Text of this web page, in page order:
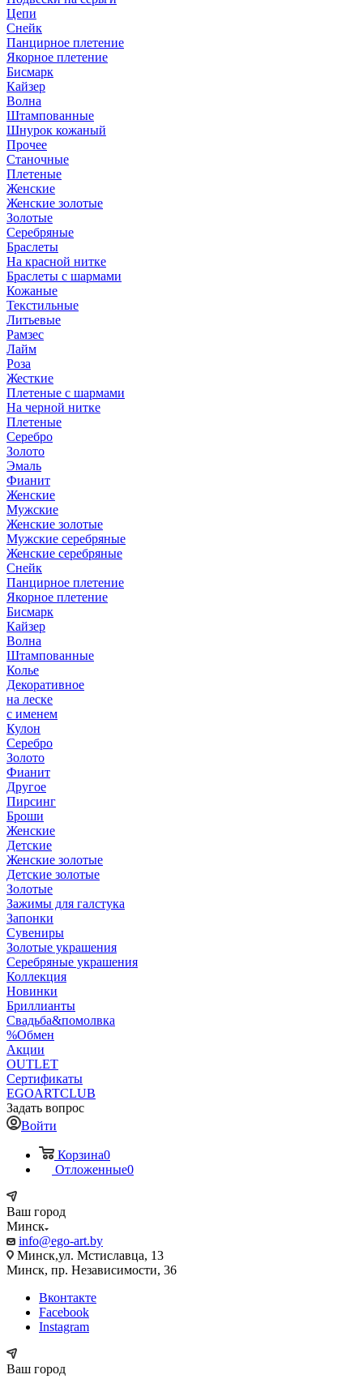
Цепи
Снейк
Панцирное плетение
Якорное плетение
Бисмарк
Кайзер
Волна
Штампованные
Шнурок кожаный
Прочее
Станочные
Плетеные
Женские
Женские золотые
Золотые
Серебряные
Браслеты
На красной нитке
Браслеты с шармами
Кожаные
Текстильные
Литьевые
Рамзес
Лайм
Роза
Жесткие
Плетеные с шармами
На черной нитке
Плетеные
Серебро
Золото
Эмаль
Фианит
Женские
Мужские
Женские золотые
Мужские серебряные
Женские серебряные
Снейк
Панцирное плетение
Якорное плетение
Бисмарк
Кайзер
Волна
Штампованные
Колье
Декоративное
на леске
с именем
Кулон
Серебро
Золото
Фианит
Другое
Пирсинг
Броши
Женские
Детские
Женские золотые
Детские золотые
Золотые
Зажимы для галстука
Запонки
Сувениры
Золотые украшения
Серебряные украшения
Коллекция
Новинки
Бриллианты
Свадьба&помолвка
%Обмен
Акции
OUTLET
Сертификаты
EGOARTCLUB
Задать вопрос
Войти
Корзина0
Отложенные0
Ваш город
Минск
info@ego-art.by
Минск,ул. Мстиславца, 13
Минск, пр. Независимости, 36
Вконтакте
Facebook
Instagram
Ваш город